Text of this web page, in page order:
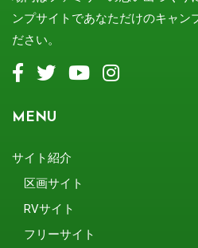
ンプサイトであなただけのキャン
ださい。
MENU
サイト紹介
区画サイト
RVサイト
フリーサイト